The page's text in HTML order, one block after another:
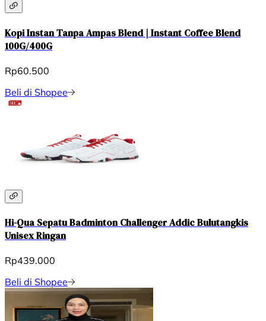
Kopi Instan Tanpa Ampas Blend | Instant Coffee Blend
100G/400G
Rp60.500
Beli di Shopee
Hi-Qua Sepatu Badminton Challenger Addic Bulutangkis
Unisex Ringan
Rp439.000
Beli di Shopee